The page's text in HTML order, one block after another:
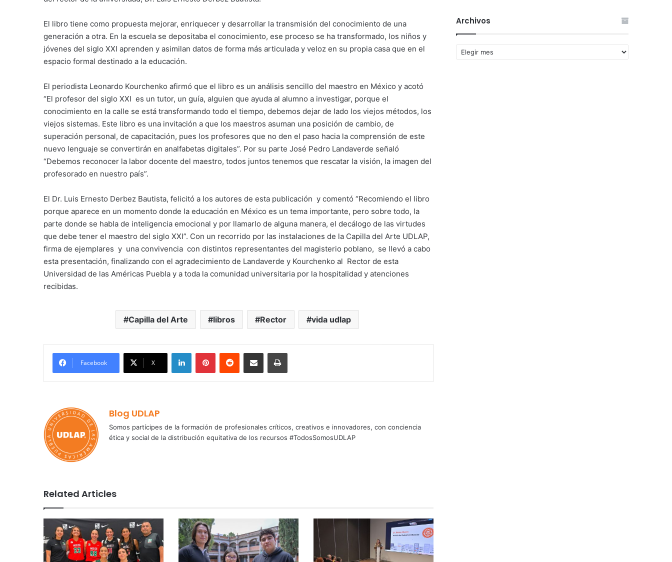
El libro tiene como propuesta mejorar, enriquecer y desarrollar la transmisión del conocimiento de una
generación a otra. En la escuela se depositaba el conocimiento, ese proceso se ha transformado, los niños y
jóvenes del siglo XXI aprenden y asimilan datos de forma más articulada y veloz en su propia casa que en el
espacio formal destinado a la educación.
El periodista Leonardo Kourchenko afirmó que el libro es un análisis sencillo del maestro en México y acotó
“El profesor del siglo XXI es un tutor, un guía, alguien que ayuda al alumno a investigar, porque el
conocimiento en la calle se está transformando todo el tiempo, debemos dejar de lado los viejos métodos, los
viejos sistemas. Este libro es una invitación a que los maestros asuman una posición de cambio, de
superación personal, de capacitación, pues los profesores que no den el paso hacia la comprensión de este
nuevo lenguaje se convertirán en analfabetas digitales”. Por su parte José Pedro Landaverde señaló
“Debemos reconocer la labor docente del maestro, todos juntos tenemos que rescatar la visión, la imagen del
profesorado en nuestro país”.
El Dr. Luis Ernesto Derbez Bautista, felicitó a los autores de esta publicación y comentó “Recomiendo el libro
porque aparece en un momento donde la educación en México es un tema importante, pero sobre todo, la
parte donde se habla de inteligencia emocional y por llamarlo de alguna manera, el decálogo de las virtudes
que debe tener el maestro del siglo XXI”. Con un recorrido por las instalaciones de la Capilla del Arte UDLAP,
firma de ejemplares y una convivencia con distintos representantes del magisterio poblano, se llevó a cabo
esta presentación, finalizando con el agradecimiento de Landaverde y Kourchenko al Rector de esta
Universidad de las Américas Puebla y a toda la comunidad universitaria por la hospitalidad y atenciones
recibidas.
Capilla del Arte libros Rector vida udlap
Facebook X
LinkedInPinterestReddit Share via Email Print
Blog UDLAP
Somos partícipes de la formación de profesionales críticos, creativos e innovadores, con conciencia
ética y social de la distribución equitativa de los recursos #TodosSomosUDLAP
Related Articles
Archivos
Archivos